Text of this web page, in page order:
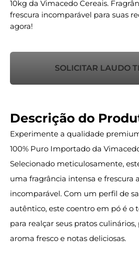
10kg da Vimacedo Cereais.
frescura incomparável para suas
agora!
SOLICITAR LAUDO
Descrição do
Experimente a qualidade
100% Puro Importado da
Selecionado meticulosamente,
uma fragrância intensa e frescura
incomparável. Com um perfil de
autêntico, este coentro em pó é o
para realçar seus pratos
aroma fresco e notas deliciosas.